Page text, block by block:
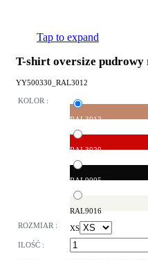
Tap to expand
T-shirt oversize pudrowy
YY500330_RAL3012
KOLOR :
RAL3012
RAL3020
RAL9005
RAL9016
ROZMIAR : XS
ILOŚĆ :